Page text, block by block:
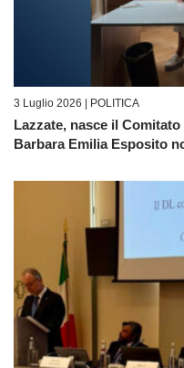
3 Luglio 2026 | POLITICA
Lazzate, nasce il
Barbara Emilia Esposito